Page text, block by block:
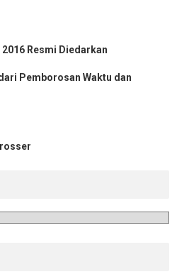
Resmi Diedarkan
Pemborosan Waktu dan